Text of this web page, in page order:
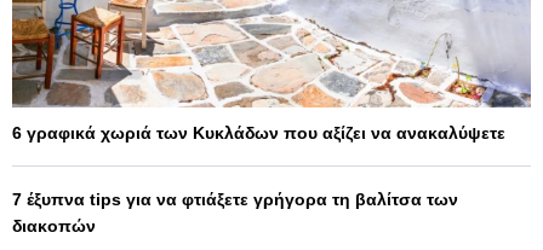
6 γραφικά χωριά των Κυκλάδων που αξίζει να ανακαλύψετε
7 έξυπνα tips για να φτιάξετε γρήγορα τη βαλίτσα των
διακοπών